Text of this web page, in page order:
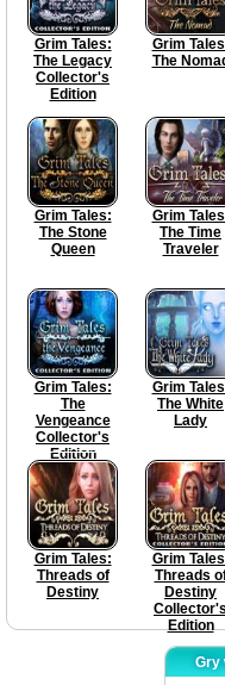
Grim Tales:
The Legacy
Collector's
Edition
Grim
The
Grim Tales:
The Stone
Queen
Grim
The Time
Traveler
Grim Tales:
The
Vengeance
Collector's
Edition
Grim
The White
Lady
Grim Tales:
Threads of
Destiny
Grim
Threads
Destiny
Collector's
Edition
Gry